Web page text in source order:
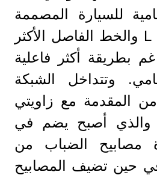
للسيارة المصممة
على شكل حرف L والخط الفاصل الأكثر
بطريقة أكثر فاعلية
وتتداخل الشبكة
من المقدمة مع زاويتي
والذي أصبح يضم في
مصابيح الضباب من
حين تضيف المصابيح